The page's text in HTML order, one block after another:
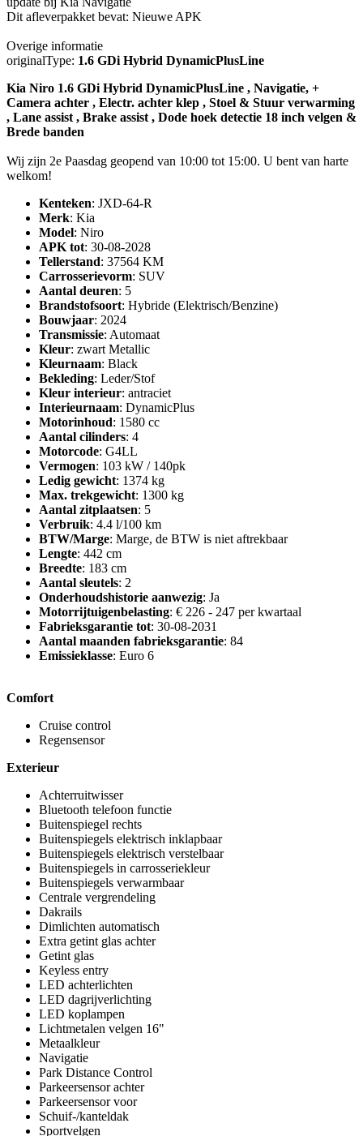
Dit afleverpakket bevat: Nieuwe APK
Overige informatie
originalType: 1.6 GDi Hybrid DynamicPlusLine
Kia Niro 1.6 GDi Hybrid DynamicPlusLine , Navigatie, +
Camera achter , Electr. achter klep , Stoel & Stuur verwarming
, Lane assist , Brake assist , Dode hoek detectie 18 inch velgen &
Brede banden
Wij zijn 2e Paasdag geopend van 10:00 tot 15:00. U bent van harte
welkom!
Kenteken: JXD-64-R
Merk: Kia
Model: Niro
APK tot: 30-08-2028
Tellerstand: 37564 KM
Carrosserievorm: SUV
Aantal deuren: 5
Brandstofsoort: Hybride (Elektrisch/Benzine)
Bouwjaar: 2024
Transmissie: Automaat
Kleur: zwart Metallic
Kleurnaam: Black
Bekleding: Leder/Stof
Kleur interieur: antraciet
Interieurnaam: DynamicPlus
Motorinhoud: 1580 cc
Aantal cilinders: 4
Motorcode: G4LL
Vermogen: 103 kW / 140pk
Ledig gewicht: 1374 kg
Max. trekgewicht: 1300 kg
Aantal zitplaatsen: 5
Verbruik: 4.4 l/100 km
BTW/Marge: Marge, de BTW is niet aftrekbaar
Lengte: 442 cm
Breedte: 183 cm
Aantal sleutels: 2
Onderhoudshistorie aanwezig: Ja
Motorrijtuigenbelasting: € 226 - 247 per kwartaal
Fabrieksgarantie tot: 30-08-2031
Aantal maanden fabrieksgarantie: 84
Emissieklasse: Euro 6
Comfort
Cruise control
Regensensor
Exterieur
Achterruitwisser
Bluetooth telefoon functie
Buitenspiegel rechts
Buitenspiegels elektrisch inklapbaar
Buitenspiegels elektrisch verstelbaar
Buitenspiegels in carrosseriekleur
Buitenspiegels verwarmbaar
Centrale vergrendeling
Dakrails
Dimlichten automatisch
Extra getint glas achter
Getint glas
Keyless entry
LED achterlichten
LED dagrijverlichting
LED koplampen
Lichtmetalen velgen 16"
Metaalkleur
Navigatie
Park Distance Control
Parkeersensor achter
Parkeersensor voor
Schuif-/kanteldak
Sportvelgen